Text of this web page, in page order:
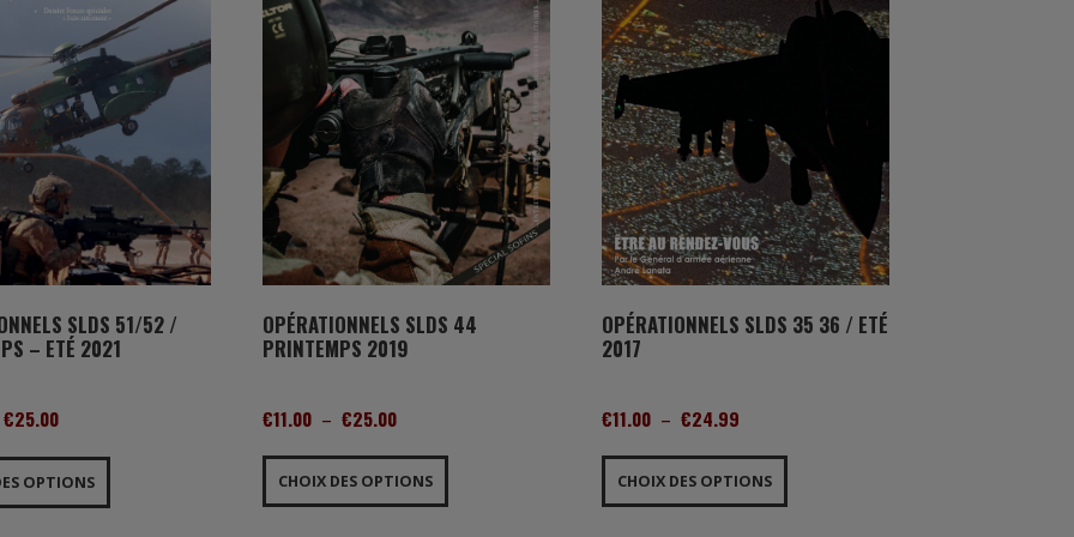
SLDS 51/52 /
– ETÉ 2021
€25.00PLAGE
PRIX :
€11.00
OPTIONS
Ce
a
OPÉRATIONNELS SLDS 44
PRINTEMPS 2019
€11.00 – €25.00PLAGE
PRIX :
€11.00
CHOIX DES OPTIONS
Ce
a
OPÉRATIONNELS SLDS 35 36 / ETÉ
2017
€11.00 – €24.99
PRIX :
€11.00
CHOIX DES OPTIONS
Ce
a